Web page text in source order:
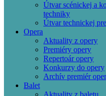
Útvar scénickej a
techniky
Útvar technickej
Opera
Aktuality z opery
Premiéry opery
Repertoár opery
Konkurzy do opery
Archív premiér
Balet
Aktuality z baletu